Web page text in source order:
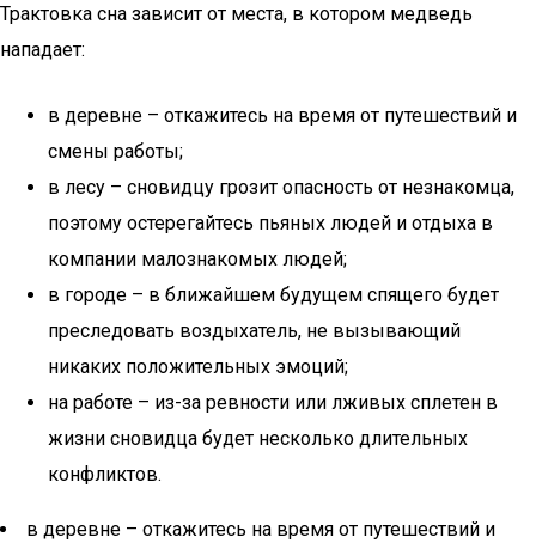
Трактовка сна зависит от места, в котором медведь
нападает:
в деревне – откажитесь на время от путешествий и
смены работы;
в лесу – сновидцу грозит опасность от незнакомца,
поэтому остерегайтесь пьяных людей и отдыха в
компании малознакомых людей;
в городе – в ближайшем будущем спящего будет
преследовать воздыхатель, не вызывающий
никаких положительных эмоций;
на работе – из-за ревности или лживых сплетен в
жизни сновидца будет несколько длительных
конфликтов.
в деревне – откажитесь на время от путешествий и